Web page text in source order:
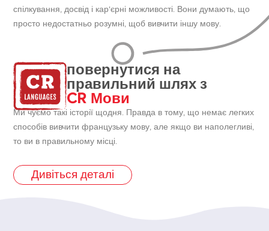
спілкування, досвід і кар'єрні можливості. Вони думають, що
просто недостатньо розумні, щоб вивчити іншу мову.
повернутися на
правильний шлях з
CR Мови
Ми чуємо такі історії щодня. Правда в тому, що немає легких
способів вивчити французьку мову, але якщо ви наполегливі,
то ви в правильному місці.
Дивіться деталі